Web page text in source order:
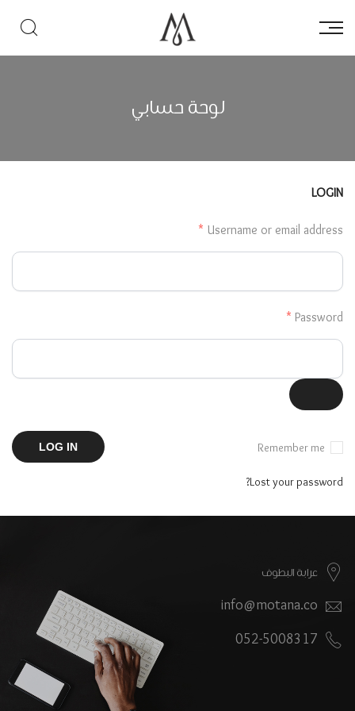
لوحة حسابي
LOGIN
Username or email address
*
Password
*
LOG IN Remember me
Lost your password?
عرابة البطوف
info@motana.co
052-5008317